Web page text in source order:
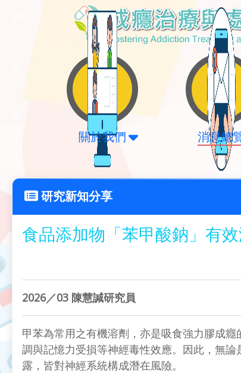
關於我們 消息總
研究新知分享
食品添加物「苯甲酸鈉」有
2026／03 陳慧諴研究員
甲苯為常用之有機溶劑，亦是吸食強力膠成
調與記憶力受損等神經毒性效應。因此，無
露，皆對神經系統構成潛在風險。